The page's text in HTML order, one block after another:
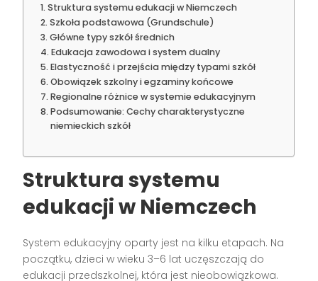
Struktura systemu edukacji w Niemczech
Szkoła podstawowa (Grundschule)
Główne typy szkół średnich
Edukacja zawodowa i system dualny
Elastyczność i przejścia między typami szkół
Obowiązek szkolny i egzaminy końcowe
Regionalne różnice w systemie edukacyjnym
Podsumowanie: Cechy charakterystyczne
niemieckich szkół
Struktura systemu
edukacji w Niemczech
System edukacyjny oparty jest na kilku etapach. Na
początku, dzieci w wieku 3–6 lat uczęszczają do
edukacji przedszkolnej, która jest nieobowiązkowa.